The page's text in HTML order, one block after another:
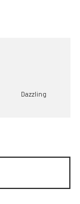
Dazzling